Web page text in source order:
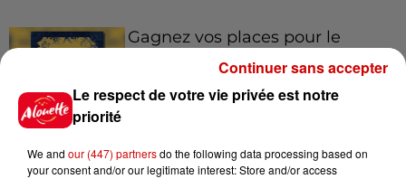
Gagnez vos places pour le
Gagnez vos entrées pour le
Le respect de votre vie privée est notre
priorité
We and our (447) partnersdo the following data processing based on
your consent and/or our legitimate interest: Store and/or access
Continuer sans accepter